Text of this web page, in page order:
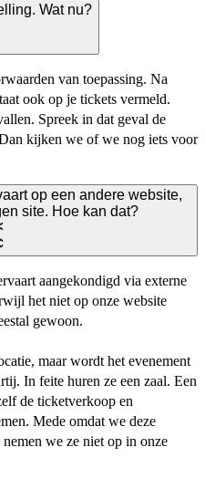
Wat nu?
van toepassing. Na
ook op je tickets vermeld.
Spreek in dat geval de
kijken we of we nog iets voor
op een andere website,
site. Hoe kan dat?
aangekondigd via externe
het niet op onze website
gewoon.
maar wordt het evenement
In feite huren ze een zaal. Een
de ticketverkoop en
Mede omdat we deze
we ze niet op in onze